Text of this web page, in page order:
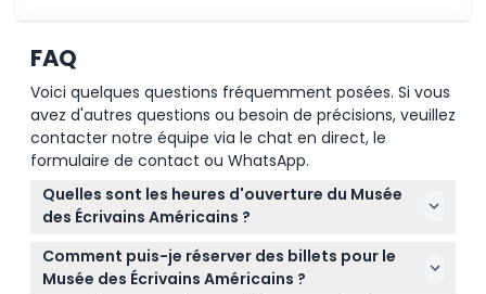
FAQ
Voici quelques questions fréquemment posées. Si vous
avez d'autres questions ou besoin de précisions, veuillez
contacter notre équipe via le chat en direct, le
formulaire de contact ou WhatsApp.
Quelles sont les heures d'ouverture du Musée
des Écrivains Américains ?
Le musée est ouvert du lundi et du jeudi au
dimanche de 10h00 à 17h00, et fermé le mardi et
Comment puis-je réserver des billets pour le
Musée des Écrivains Américains ?